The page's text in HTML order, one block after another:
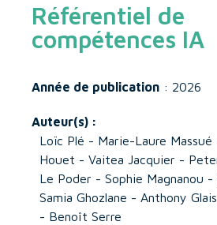
Référentiel de
compétences IA
Année de publication : 2026
Auteur(s) :
Loïc Plé - Marie-Laure Massué
Houet - Vaitea Jacquier -
Le Poder - Sophie Magnanou -
Samia Ghozlane - Anthony
- Benoît Serre